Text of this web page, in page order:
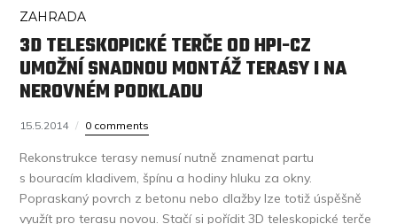
ZAHRADA
3D TELESKOPICKÉ TERČE OD HPI-CZ
UMOŽNÍ SNADNOU MONTÁŽ TERASY I NA
NEROVNÉM PODKLADU
15.5.2014 0 comments
Rekonstrukce terasy nemusí nutně znamenat partu
s bouracím kladivem, špínu a hodiny hluku za okny.
Popraskaný povrch z betonu nebo dlažby lze totiž úspěšně
využít pro terasu novou. Stačí si pořídit 3D teleskopické terče